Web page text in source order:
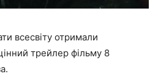
всесвіту отримали
трейлер фільму 8